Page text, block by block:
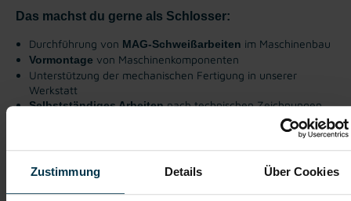
Zustimmung Details Über Cookies
Das machst du gerne als Schlosser:
Durchführung von MAG-Schweißarbeiten im Maschinenbau
Vormontage von Maschinenkomponenten
Unterstützung der mechanischen Fertigung in unserer
Werkstatt
Selbstständiges Arbeitennach technischen Zeichnungen
Verarbeitung von überwiegend Stahl sowie vereinzelt
Schweißenvon dünnen Blechen wie auch Materialstärken
zwischen 10 und 50 mm
Eigenverantwortliches Arbeiten
Zusammenarbeit im Team